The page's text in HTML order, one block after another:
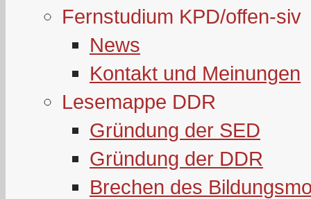
Fernstudium KPD/offen-siv
News
Kontakt und Meinungen
Lesemappe DDR
Gründung der SED
Gründung der DDR
Brechen des